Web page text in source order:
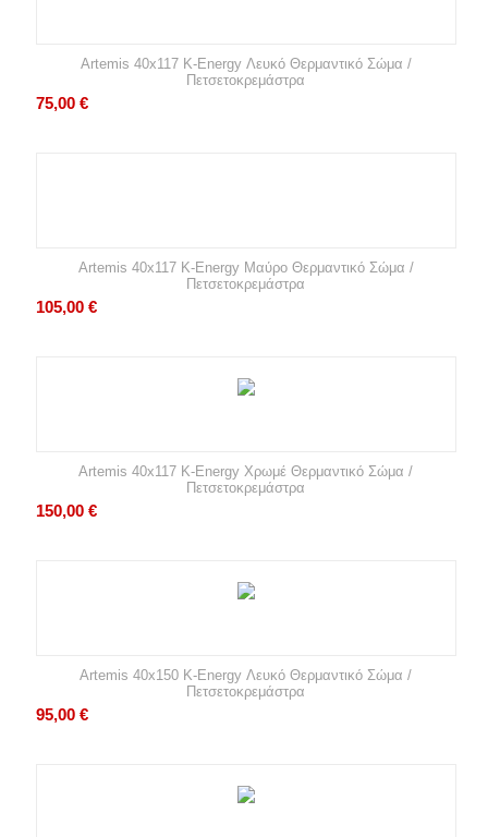
Artemis 40x117 K-Energy Λευκό Θερμαντικό Σώμα /
Πετσετοκρεμάστρα
75,00 €
Artemis 40x117 K-Energy Μαύρο Θερμαντικό Σώμα /
Πετσετοκρεμάστρα
105,00 €
Artemis 40x117 K-Energy Χρωμέ Θερμαντικό Σώμα /
Πετσετοκρεμάστρα
150,00 €
Artemis 40x150 K-Energy Λευκό Θερμαντικό Σώμα /
Πετσετοκρεμάστρα
95,00 €